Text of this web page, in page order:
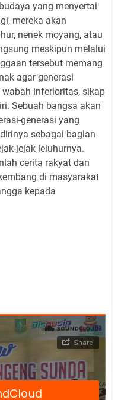
yang menyertai
mereka akan
nenek moyang, atau
meskipun melalui
tersebut memang
agar generasi
inferioritas, sikap
Sebuah bangsa akan
generasi yang
sebagai bagian
jejak leluhurnya.
cerita rakyat dan
di masyarakat
kepada